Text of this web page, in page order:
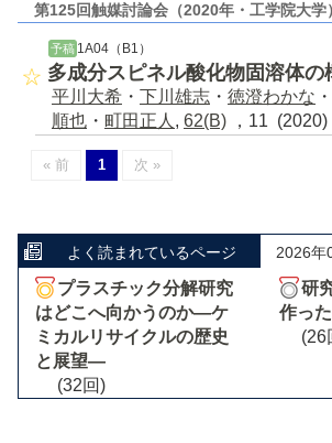
第125回触媒討論会（2020年・工学院大学）
予稿 1A04（B1）
多成分スピネル酸化物固溶体
平川大希 ・ 下川雄志 ・ 徳澄わかな ・
順也 ・ 町田正人 , 62(B) ，11 (2020)
« 前 1 次 »
よく読まれているページ 2026年
プラスチック分解研究
はどこへ向かうのか―ケ
ミカルリサイクルの歴史
と展望―
(32回)
研
作っ
(26